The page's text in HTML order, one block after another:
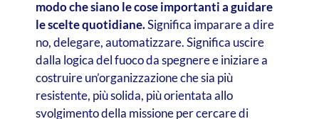
modo che siano le cose importanti a guidare
le scelte quotidiane.Significa imparare a dire
no, delegare, automatizzare. Significa uscire
dalla logica del fuoco da spegnere e iniziare a
costruire un’organizzazione che sia più
resistente, più solida, più orientata allo
svolgimento della missione per cercare di